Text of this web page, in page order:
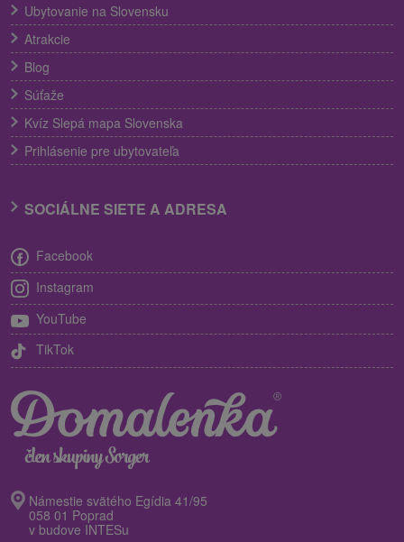
Ubytovanie na Slovensku
Atrakcie
Blog
Súťaže
Kvíz Slepá mapa Slovenska
Prihlásenie pre ubytovateľa
SOCIÁLNE SIETE A ADRESA
Facebook
Instagram
YouTube
TikTok
Námestie svätého Egídia 41/95
058 01 Poprad
v budove INTESu